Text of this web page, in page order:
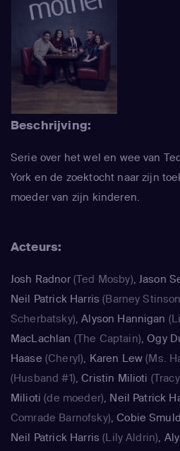
Beschrijving:
Serie over het wel en wee van
York en de zoektocht naar zijn
moeder van zijn kinderen.
Acteurs:
Josh Radnor(Ted Mosby) Jason
Neil Patrick Harris (Barney
Scherbatsky) ,Alyson Hannigan
MacLachlan (The Captain) ,Ogy
Haase (Cheryl) Karen Lew (Ms.
(Husband #1) ,Cristin Milioti
Milioti (de moeder) Neil Patrick
Comrade Barnofsky) ,Cobie
Neil Patrick Harris (Lily Aldrin)